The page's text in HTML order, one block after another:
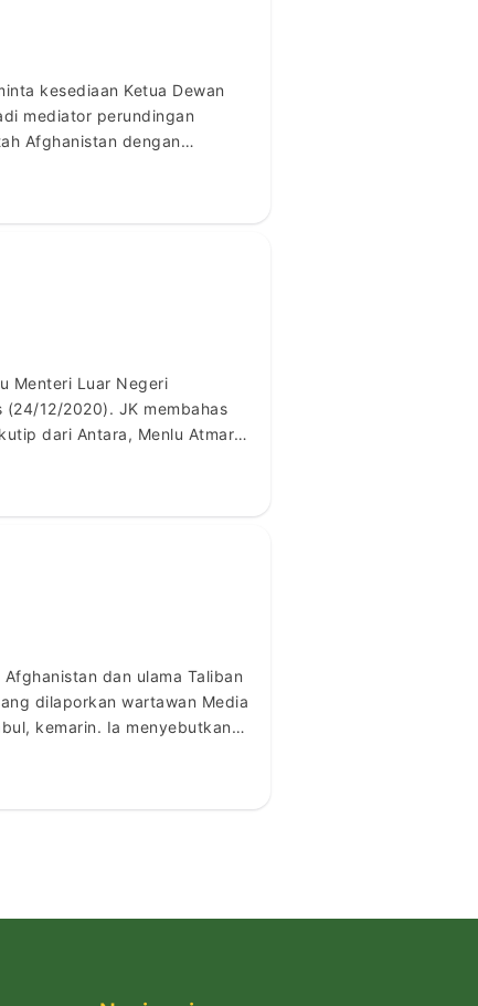
kesediaan Ketua Dewan
mediator perundingan
Afghanistan dengan
untuk membahas […]
Menteri Luar Negeri
(24/12/2020). JK membahas
dari Antara, Menlu Atmar
dukungan kepada […]
dan ulama Taliban
dilaporkan wartawan Media
kemarin. Ia menyebutkan,